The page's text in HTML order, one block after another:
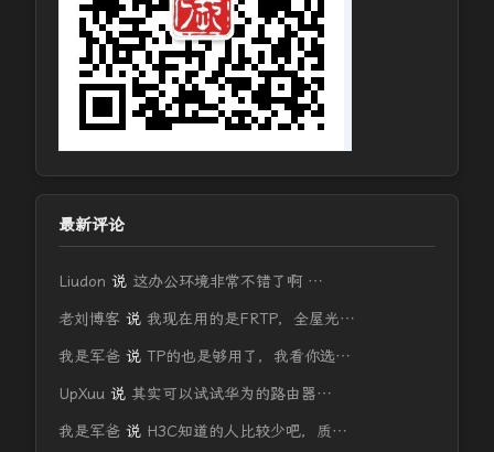
最新评论
Liudon 说 这办公环境非常不错了啊 …
老刘博客 说 我现在用的是FRTP，全屋光…
我是军爸 说 TP的也是够用了，我看你选…
UpXuu 说 其实可以试试华为的路由器…
我是军爸 说 H3C知道的人比较少吧，质…